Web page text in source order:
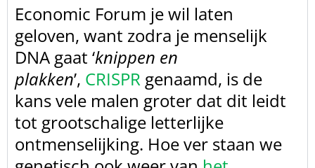
Economic Forum je wil laten
geloven, want zodra je menselijk
DNA gaat ‘knippen en
plakken’, CRISPR genaamd, is de
kans vele malen groter dat dit leidt
tot grootschalige letterlijke
ontmenselijking. Hoe ver staan we